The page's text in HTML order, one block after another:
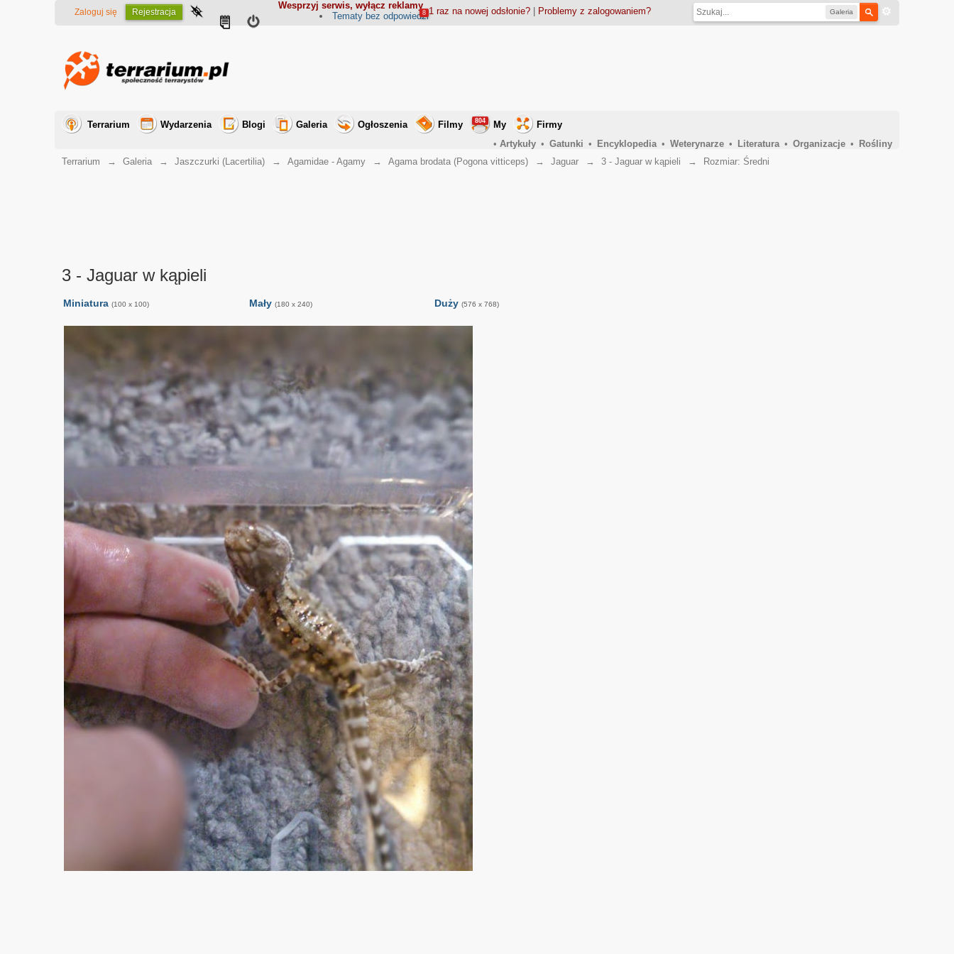
Wesprzyj serwis, wyłącz reklamy
Galeria
Zaloguj się Rejestracja 1 raz na nowej odsłonie?| Problemy z zalogowaniem?
Tematy bez odpowiedzi
8
Terrarium Wydarzenia Blogi Galeria Ogłoszenia Filmy My
804
Firmy
• Artykuły • Gatunki • Encyklopedia • Weterynarze • Literatura • Organizacje •
Rośliny
Terrarium
→ Galeria → Jaszczurki (Lacertilia) → Agamidae - Agamy → Agama brodata (Pogona vitticeps) → Jaguar → 3 - Jaguar w kąpieli → Rozmiar: Średni
3 - Jaguar w kąpieli
Miniatura (100 x 100) Mały (180 x 240) Duży (576 x 768)